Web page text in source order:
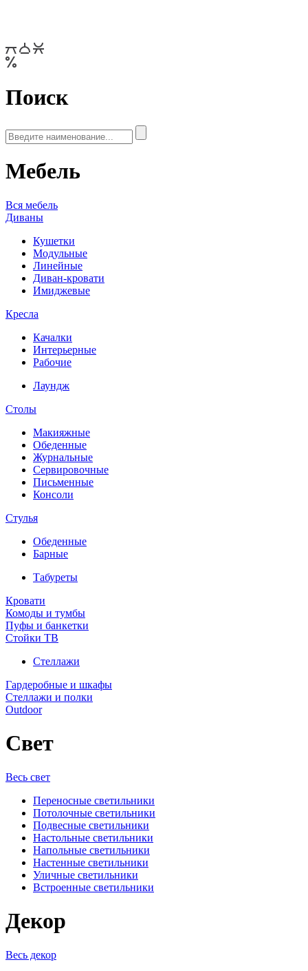
Поиск
Мебель
Вся мебель
Диваны
Кушетки
Модульные
Линейные
Диван-кровати
Имиджевые
Кресла
Качалки
Интерьерные
Рабочие
Лаундж
Столы
Макияжные
Обеденные
Журнальные
Сервировочные
Письменные
Консоли
Стулья
Обеденные
Барные
Табуреты
Кровати
Комоды и тумбы
Пуфы и банкетки
Стойки ТВ
Стеллажи
Гардеробные и шкафы
Стеллажи и полки
Outdoor
Свет
Весь свет
Переносные светильники
Потолочные светильники
Подвесные светильники
Настольные светильники
Напольные светильники
Настенные светильники
Уличные светильники
Встроенные светильники
Декор
Весь декор